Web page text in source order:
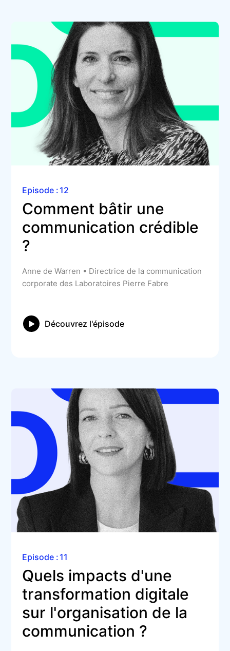
Episode : 12
Comment bâtir une
communication crédible
?
Anne de Warren • Directrice de la communication
corporate des Laboratoires Pierre Fabre
Découvrez l'épisode
Episode : 11
Quels impacts d'une
transformation digitale
sur l'organisation de la
communication ?